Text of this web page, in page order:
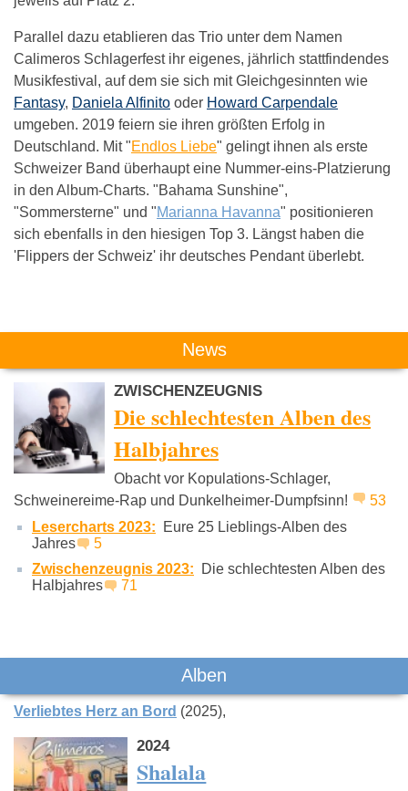
Parallel dazu etablieren das Trio unter dem Namen
Calimeros Schlagerfest ihr eigenes, jährlich stattfindendes
Musikfestival, auf dem sie sich mit Gleichgesinnten wie
Fantasy, Daniela Alfinito oder Howard Carpendale
umgeben. 2019 feiern sie ihren größten Erfolg in
Deutschland. Mit "Endlos Liebe" gelingt ihnen als erste
Schweizer Band überhaupt eine Nummer-eins-Platzierung
in den Album-Charts. "Bahama Sunshine",
"Sommersterne" und "Marianna Havanna" positionieren
sich ebenfalls in den hiesigen Top 3. Längst haben die
'Flippers der Schweiz' ihr deutsches Pendant überlebt.
Das könnte Dich auch interessieren:
Roy Bianco Und
Die Abbrunzati
Boys
Amigos Bosse
News
ZWISCHENZEUGNIS
Die schlechtesten Alben des
Halbjahres
Obacht vor Kopulations-Schlager,
Schweinereime-Rap und Dunkelheimer-Dumpfsinn!
53
Lesercharts 2023:
Eure 25 Lieblings-Alben des
Jahres
5
Zwischenzeugnis 2023:
Die schlechtesten Alben des
Halbjahres
71
Alben
Verliebtes Herz an Bord (2025)
2024
Shalala